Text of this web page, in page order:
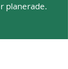
planerade.